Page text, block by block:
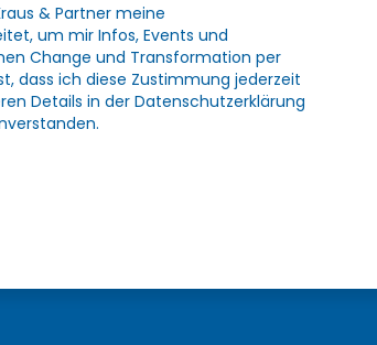
& Partner meine
um mir Infos, Events und
Change und Transformation per
dass ich diese Zustimmung jederzeit
Details in derDatenschutzerklärung